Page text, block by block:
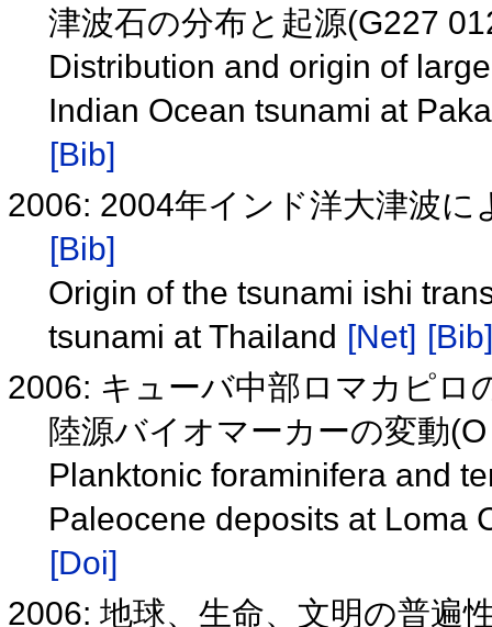
津波石の分布と起源(G227
Distribution and origin of
Indian Ocean tsunami at
[Bib]
2006: 2004年インド洋大津波
[Bib]
Origin of the tsunami ishi
tsunami at Thailand [Net] [Bib]
2006: キューバ中部ロマカピロ
陸源バイオマーカーの変動
Planktonic foraminifera and
Paleocene deposits at Loma
[Doi]
2006: 地球、生命、文明の普遍